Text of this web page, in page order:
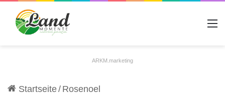
ARKM.marketing
Startseite/ Rosenoel